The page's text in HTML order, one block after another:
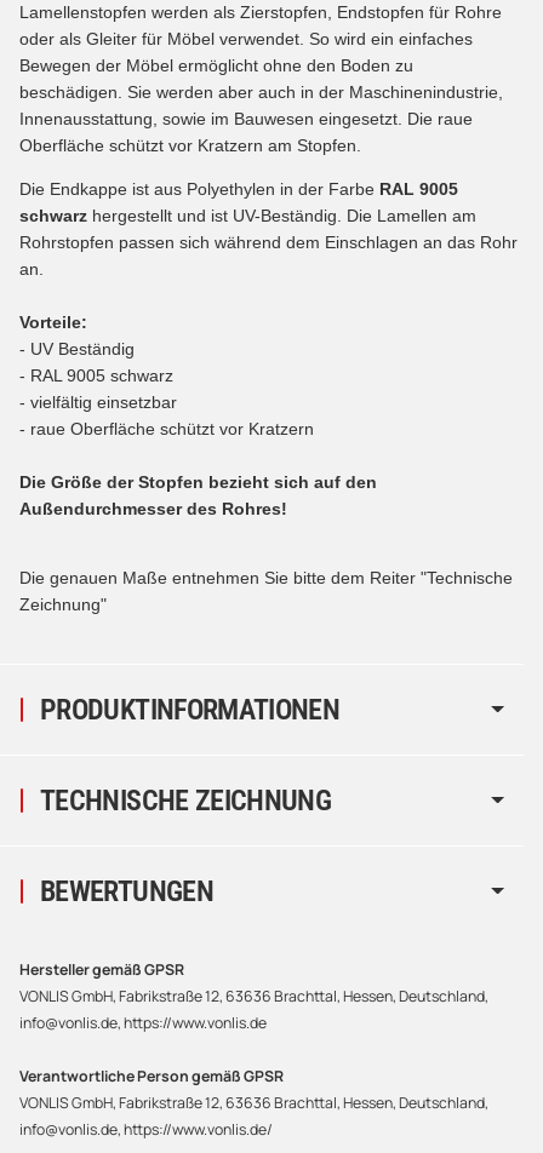
PRODUKTINFORMATIONEN
Lamellenstopfen werden als Zierstopfen, Endstopfen für Rohre
oder als Gleiter für Möbel verwendet. So wird ein einfaches
Bewegen der Möbel ermöglicht ohne den Boden zu
beschädigen. Sie werden aber auch in der Maschinenindustrie,
Innenausstattung, sowie im Bauwesen eingesetzt. Die raue
Oberfläche schützt vor Kratzern am Stopfen.
Die Endkappe ist aus Polyethylen in der Farbe RAL 9005
schwarz hergestellt und ist UV-Beständig. Die Lamellen am
Rohrstopfen passen sich während dem Einschlagen an das Rohr
an.
Vorteile:
- UV Beständig
- RAL 9005 schwarz
- vielfältig einsetzbar
- raue Oberfläche schützt vor Kratzern
Die Größe der Stopfen bezieht sich auf den
Außendurchmesser des Rohres!
Die genauen Maße entnehmen Sie bitte dem Reiter "Technische
Zeichnung"
TECHNISCHE ZEICHNUNG
BEWERTUNGEN
Hersteller gemäß GPSR
VONLIS GmbH, Fabrikstraße 12, 63636 Brachttal, Hessen, Deutschland,
info@vonlis.de, https://www.vonlis.de
Verantwortliche Person gemäß GPSR
VONLIS GmbH, Fabrikstraße 12, 63636 Brachttal, Hessen, Deutschland,
info@vonlis.de, https://www.vonlis.de/